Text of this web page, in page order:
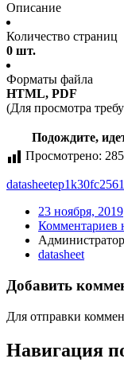
Описание
Количество страниц
0 шт.
Форматы файла
HTML, PDF
(Для просмотра
Подождите,
Просмотрено: 285
datasheet
23 ноября, 2019
Комментариев
Администратор
datasheet
Добавить
Для отправки
Навигация